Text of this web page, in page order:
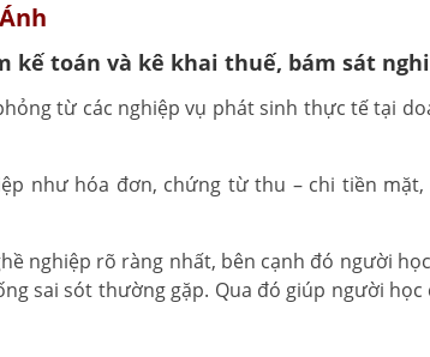
toán và kê khai thuế, bám sát
từ các nghiệp vụ phát sinh thực tế tại
như hóa đơn, chứng từ thu – chi tiền mặt,
nghiệp rõ ràng nhất, bên cạnh đó người
sai sót thường gặp. Qua đó giúp người